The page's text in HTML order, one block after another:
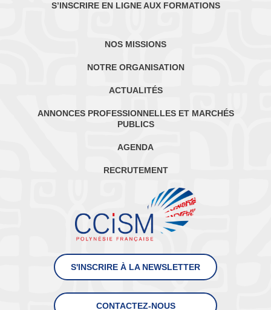
S’INSCRIRE EN LIGNE AUX FORMATIONS
NOS MISSIONS
NOTRE ORGANISATION
ACTUALITÉS
ANNONCES PROFESSIONNELLES ET MARCHÉS
PUBLICS
AGENDA
RECRUTEMENT
S'INSCRIRE À LA NEWSLETTER
CONTACTEZ-NOUS